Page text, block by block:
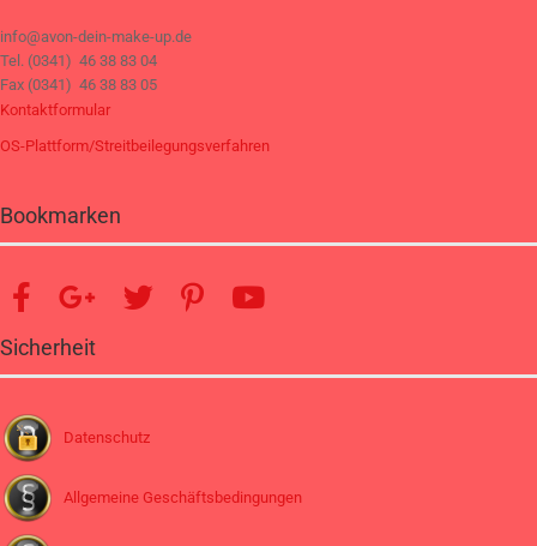
info@avon-dein-make-up.de
Tel. (0341) 46 38 83 04
Fax (0341) 46 38 83 05
Kontaktformular
OS-Plattform/Streitbeilegungsverfahren
Bookmarken
Sicherheit
Datenschutz
Allgemeine Geschäftsbedingungen